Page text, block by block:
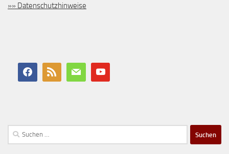
»» Datenschutzhinweise
Suchen
nach: